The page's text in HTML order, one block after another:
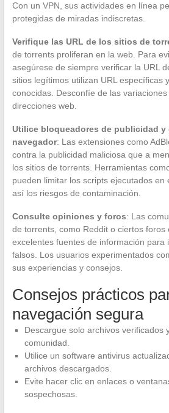
Con un VPN, sus actividades en línea
protegidas de miradas indiscretas.
Verifique las URL de los sitios de
de torrents proliferan en la web. Para
asegúrese de siempre verificar la URL
sitios legítimos utilizan URL específicas
conocidas. Desconfíe de las
direcciones web.
Utilice bloqueadores de publicidad y
navegador: Las extensiones como
contra la publicidad maliciosa que a
los sitios de torrents. Herramientas
pueden limitar los scripts ejecutados en
así los riesgos de contaminación.
Consulte opiniones y foros: Las
de torrents, como Reddit o ciertos foros
excelentes fuentes de información para
falsos. Los usuarios experimentados
sus experiencias y consejos.
Consejos prácticos
navegación segura
Descargue solo archivos verificados
comunidad.
Utilice un software antivirus
archivos descargados.
Evite hacer clic en enlaces o
sospechosas.